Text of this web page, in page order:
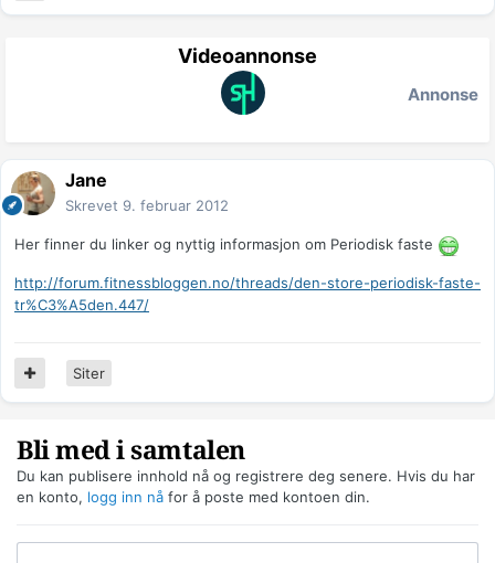
Videoannonse
Annonse
Jane
Skrevet 9. februar 2012
Her finner du linker og nyttig informasjon om Periodisk faste
http://forum.fitnessbloggen.no/threads/den-store-periodisk-faste-
tr%C3%A5den.447/
Siter
Bli med i samtalen
Du kan publisere innhold nå og registrere deg senere. Hvis du har
en konto, logg inn nå for å poste med kontoen din.